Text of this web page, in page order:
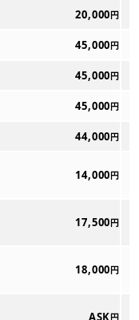
20,000円
45,000円
45,000円
45,000円
44,000円
14,000円
17,500円
18,000円
ASK円